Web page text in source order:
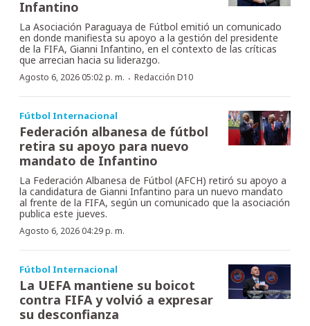
Infantino
La Asociación Paraguaya de Fútbol emitió un comunicado
en donde manifiesta su apoyo a la gestión del presidente
de la FIFA, Gianni Infantino, en el contexto de las críticas
que arrecian hacia su liderazgo.
Agosto 6, 2026 05:02 p. m. · Redacción D10
Fútbol Internacional
Federación albanesa de fútbol
retira su apoyo para nuevo
mandato de Infantino
La Federación Albanesa de Fútbol (AFCH) retiró su apoyo a
la candidatura de Gianni Infantino para un nuevo mandato
al frente de la FIFA, según un comunicado que la asociación
publica este jueves.
Agosto 6, 2026 04:29 p. m.
Fútbol Internacional
La UEFA mantiene su boicot
contra FIFA y volvió a expresar
su desconfianza